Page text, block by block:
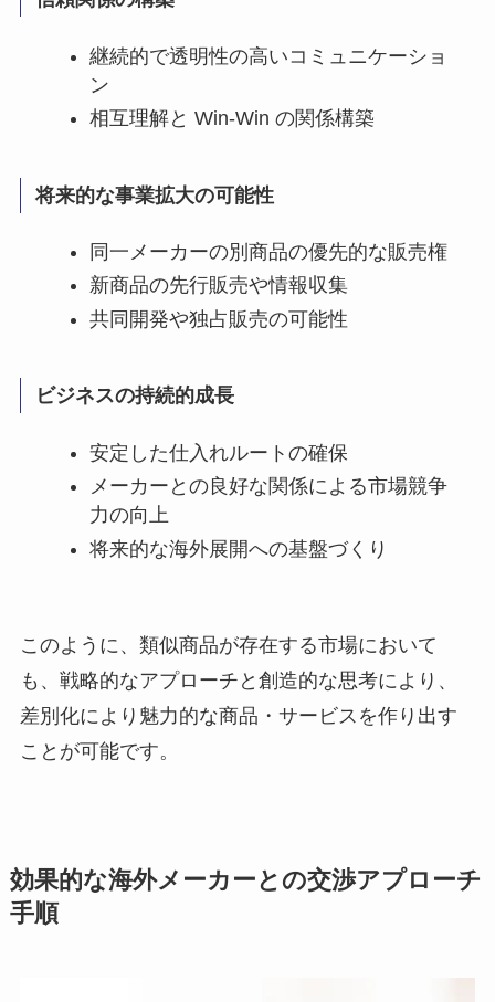
継続的で透明性の高いコミュニケーショ
ン
相互理解と Win-Win の関係構築
将来的な事業拡大の可能性
同一メーカーの別商品の優先的な販売権
新商品の先行販売や情報収集
共同開発や独占販売の可能性
ビジネスの持続的成長
安定した仕入れルートの確保
メーカーとの良好な関係による市場競争
力の向上
将来的な海外展開への基盤づくり
このように、類似商品が存在する市場において
も、戦略的なアプローチと創造的な思考により、
差別化により魅力的な商品・サービスを作り出す
ことが可能です。
効果的な海外メーカーとの交渉アプローチ
手順